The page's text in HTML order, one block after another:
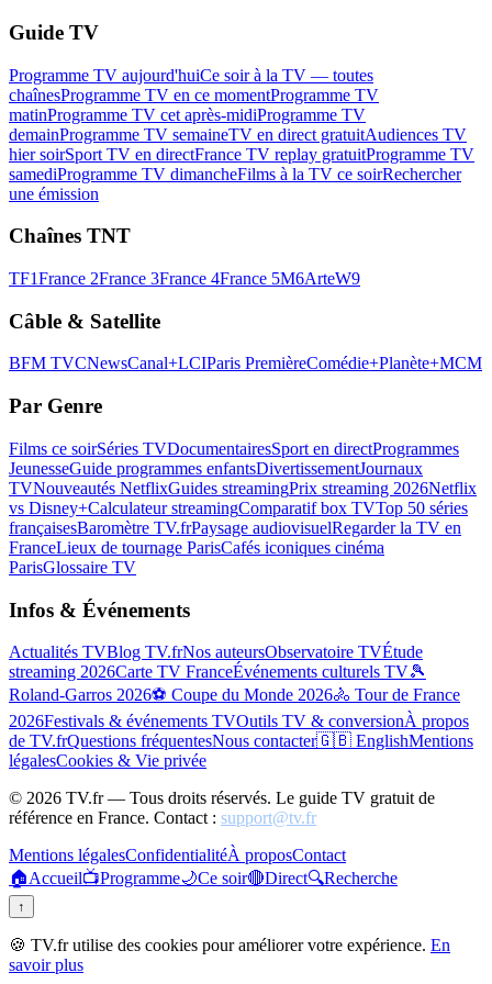
Guide TV
Programme TV aujourd'huiCe soir à la TV — toutes
chaînesProgramme TV en ce momentProgramme TV
matinProgramme TV cet après-midiProgramme TV
demainProgramme TV semaineTV en direct gratuitAudiences TV
hier soirSport TV en directFrance TV replay gratuitProgramme TV
samediProgramme TV dimancheFilms à la TV ce soirRechercher
une émission
Chaînes TNT
TF1France 2France 3France 4France 5M6ArteW9
Câble & Satellite
BFM TVCNewsCanal+LCIParis PremièreComédie+Planète+MCM
Par Genre
Films ce soirSéries TVDocumentairesSport en directProgrammes
JeunesseGuide programmes enfantsDivertissementJournaux
TVNouveautés NetflixGuides streamingPrix streaming 2026Netflix
vs Disney+Calculateur streamingComparatif box TVTop 50 séries
françaisesBaromètre TV.frPaysage audiovisuelRegarder la TV en
FranceLieux de tournage ParisCafés iconiques cinéma
ParisGlossaire TV
Infos & Événements
Actualités TVBlog TV.frNos auteursObservatoire TVÉtude
streaming 2026Carte TV FranceÉvénements culturels TV🎾
Roland-Garros 2026⚽ Coupe du Monde 2026🚴 Tour de France
2026Festivals & événements TVOutils TV & conversionÀ propos
de TV.frQuestions fréquentesNous contacter🇬🇧 EnglishMentions
légalesCookies & Vie privée
© 2026 TV.fr — Tous droits réservés. Le guide TV gratuit de
référence en France. Contact : support@tv.fr
Mentions légalesConfidentialitéÀ proposContact
🏠Accueil📺Programme🌙Ce soir🔴Direct🔍Recherche
↑
🍪 TV.fr utilise des cookies pour améliorer votre expérience. En
savoir plus